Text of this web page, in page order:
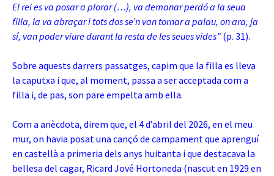
El rei es va posar a plorar (…), va demanar perdó a la seua
filla, la va abraçar i tots dos se’n van tornar a palau, on ara, ja
sí, van poder viure durant la resta de les seues vides” (p. 31).
Sobre aquests darrers passatges, capim que la filla es lleva
la caputxa i que, al moment, passa a ser acceptada com a
filla i, de pas, son pare empelta amb ella.
Com a anècdota, direm que, el 4 d’abril del 2026, en el meu
mur, on havia posat una cançó de campament que aprenguí
en castellà a primeria dels anys huitanta i que destacava la
bellesa del cagar, Ricard Jové Hortoneda (nascut en 1929 en